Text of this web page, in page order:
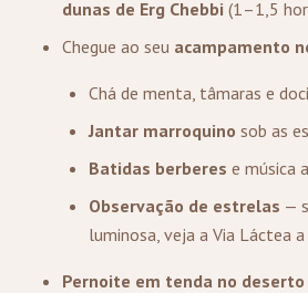
dunas de Erg Chebbi (1–1,5
Chegue ao seu acampamento
Chá de menta, tâmaras e
Jantar marroquino sob as
Batidas berberes e música
Observação de estrelas —
luminosa, veja a Via Láctea
Pernoite em tenda no deserto